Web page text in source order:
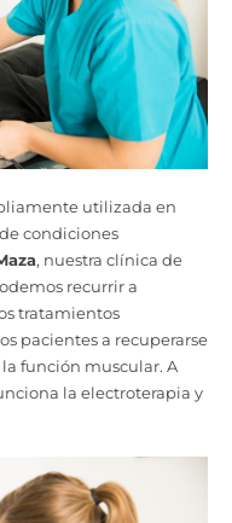
utilizada en
condiciones
, nuestra clínica de
recurrir a
tratamientos
pacientes a recuperarse
función muscular. A
la electroterapia y